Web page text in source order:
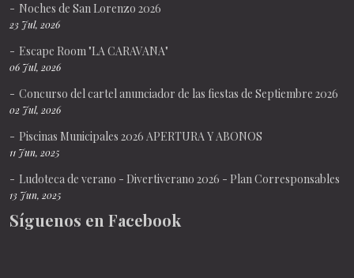
Noches de San Lorenzo 2026
23 Jul, 2026
Escape Room "LA CARAVANA"
06 Jul, 2026
Concurso del cartel anunciador de las fiestas de Septiembre 2026
02 Jul, 2026
Piscinas Municipales 2026 APERTURA Y ABONOS
11 Jun, 2025
Ludoteca de verano - Divertiverano 2026 - Plan Corresponsables
13 Jun, 2025
Síguenos en Facebook